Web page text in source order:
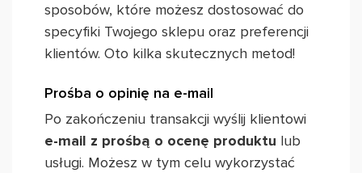
sposobów, które możesz dostosować do
specyfiki Twojego sklepu oraz preferencji
klientów. Oto kilka skutecznych metod!
Prośba o opinię na e-mail
Po zakończeniu transakcji wyślij klientowi
e-mail z prośbą o ocenę produktu lub
usługi. Możesz w tym celu wykorzystać